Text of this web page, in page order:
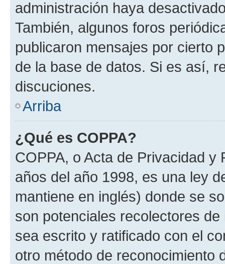
administración haya
También, algunos foros
publicaron mensajes por cierto
de la base de datos. Si es así,
discuciones.
Arriba
¿Qué es COPPA?
COPPA, o Acta de Privacidad
años del año 1998, es una ley
mantiene en inglés) donde se
son potenciales recolectores
sea escrito y ratificado con el
otro método de reconocimiento